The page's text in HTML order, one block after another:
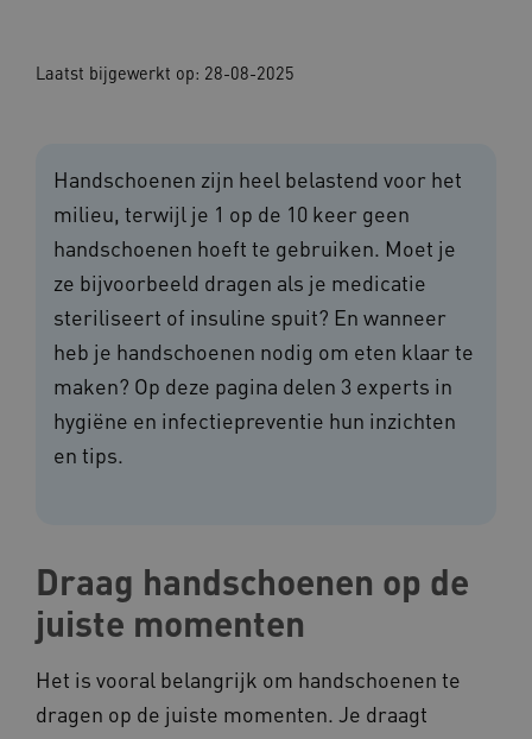
Laatst bijgewerkt op: 28-08-2025
Handschoenen zijn heel belastend voor het
milieu, terwijl je 1 op de 10 keer geen
handschoenen hoeft te gebruiken. Moet je
ze bijvoorbeeld dragen als je medicatie
steriliseert of insuline spuit? En wanneer
heb je handschoenen nodig om eten klaar te
maken? Op deze pagina delen 3 experts in
hygiëne en infectiepreventie hun inzichten
en tips.
Draag handschoenen op de
juiste momenten
Het is vooral belangrijk om handschoenen te
dragen op de juiste momenten. Je draagt